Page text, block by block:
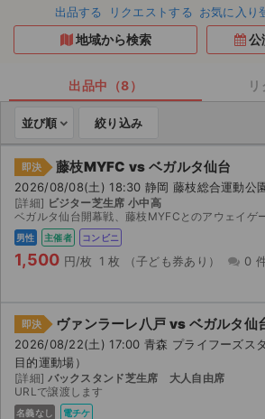
都道府県からチケットを探す
チケットのリクエスト一覧
取扱チケット
ライブ・コンサート（国内）
ライブ・コンサート（海外）
イベント
演劇・ミュージカル
ご利用ガイド
出品する リクエストする お気に入り
地域から検索 公
出品中（8）
並び順 絞り込み
即決 藤枝MYFC vs ベガルタ仙台
2026/08/08(土) 18:30 静岡 藤枝総合運動公
[詳細] ビジター芝生席 小中高
ベガルタ仙台開幕戦、藤枝MYFCとのアウェイゲーム、小中高チケットです。 息子と行くはずでしたが振られました。 自分は絶対行きたいの
男性 主催者 コンビニ
1,500 円/枚 1 枚 （子ども券あり） 0
即決 ヴァンラーレ八戸 vs ベガルタ仙
2026/08/22(土) 17:00 青森 プライフーズス
目的運動場）
[詳細] バックスタンド芝生席 大人自由席
URLで譲渡します
名義なし 電チケ